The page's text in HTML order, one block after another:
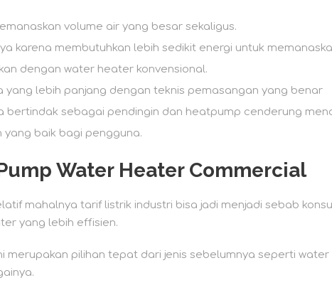
volume air yang besar sekaligus.
karena membutuhkan lebih sedikit energi untuk
dengan water heater konvensional.
yang lebih panjang dengan teknis pemasangan yang benar
bertindak sebagai pendingin dan heatpump cenderung
yang baik bagi pengguna.
Water Heater Commercial
mahalnya tarif listrik industri bisa jadi menjadi sebab
yang lebih effisien.
merupakan pilihan tepat dari jenis sebelumnya seperti